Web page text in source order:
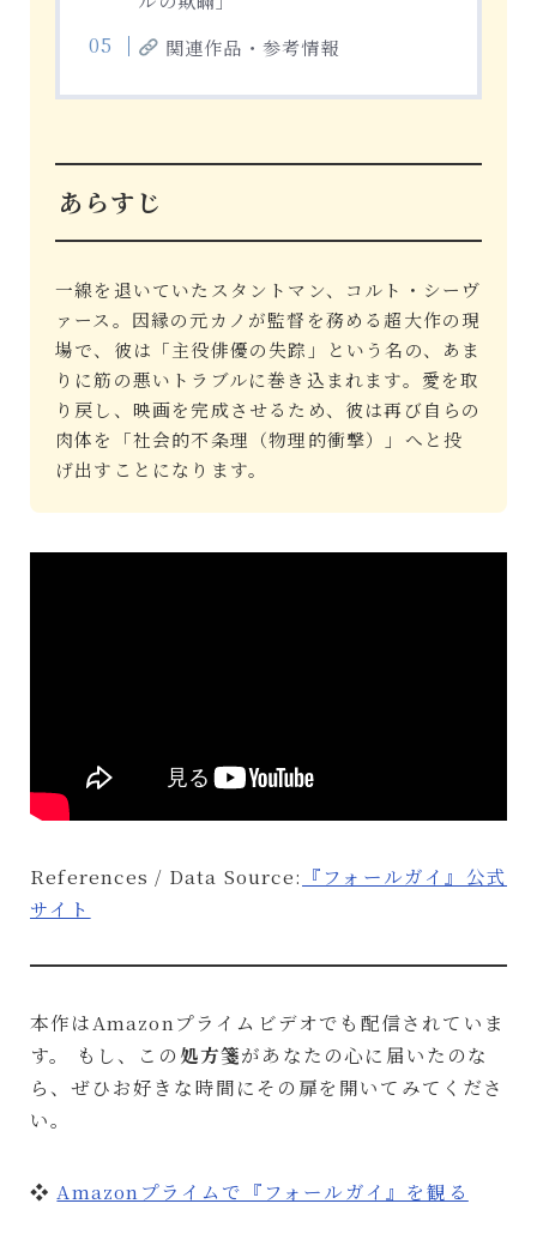
関連作品・参考情報
あらすじ
一線を退いていたスタントマン、コルト・シーヴ
ァース。因縁の元カノが監督を務める超大作の現
場で、彼は「主役俳優の失踪」という名の、あま
りに筋の悪いトラブルに巻き込まれます。愛を取
り戻し、映画を完成させるため、彼は再び自らの
肉体を「社会的不条理（物理的衝撃）」へと投
げ出すことになります。
References / Data Source: 『フォールガイ』公式
サイト
本作はAmazonプライムビデオでも配信されていま
す。 もし、この 処方箋があなたの心に届いたのな
ら、ぜひお好きな時間にその扉を開いてみてくださ
い。
❖ Amazonプライムで『フォールガイ』を観る